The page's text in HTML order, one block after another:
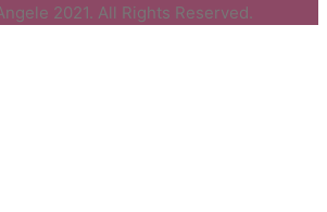
2021. All Rights Reserved.